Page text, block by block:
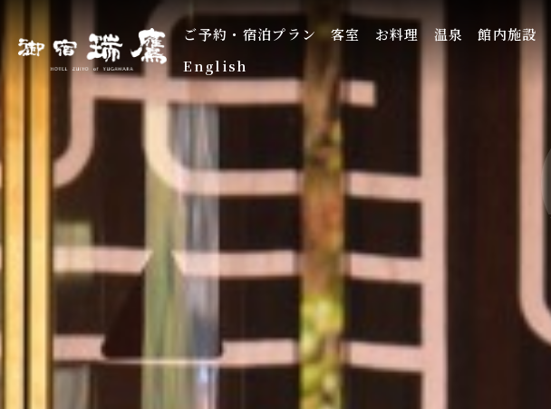
ご予約・宿泊プラン 客室 お料理 温泉 館内施設
English